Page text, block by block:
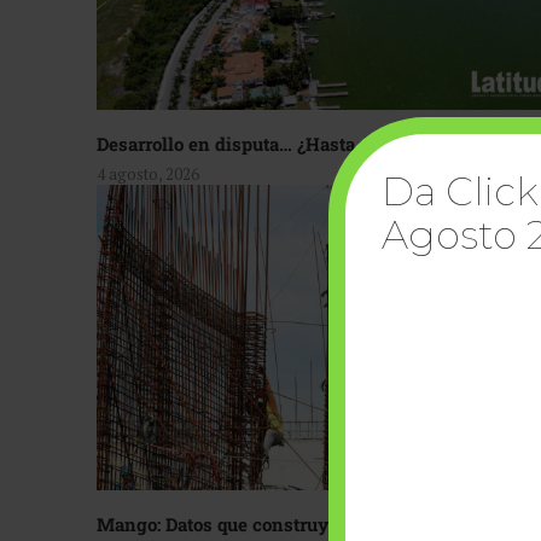
Desarrollo en disputa… ¿Hasta dónde crecer?
4 agosto, 2026
Mango: Datos que construyen confianza
Da
Agosto